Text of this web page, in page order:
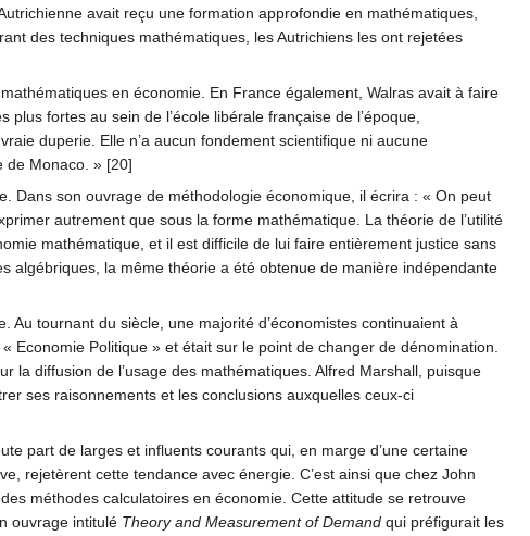
avait reçu une formation approfondie en mathématiques,
des techniques mathématiques, les Autrichiens les ont rejetées
en économie. En France également, Walras avait à faire
fortes au sein de l’école libérale française de l’époque,
duperie. Elle n’a aucun fondement scientifique ni aucune
de Monaco. » [20]
Dans son ouvrage de méthodologie économique, il écrira : « On peut
autrement que sous la forme mathématique. La théorie de l’utilité
mathématique, et il est difficile de lui faire entièrement justice sans
algébriques, la même théorie a été obtenue de manière indépendante
Au tournant du siècle, une majorité d’économistes continuaient à
Economie Politique » et était sur le point de changer de dénomination.
la diffusion de l’usage des mathématiques. Alfred Marshall, puisque
ses raisonnements et les conclusions auxquelles ceux-ci
part de larges et influents courants qui, en marge d’une certaine
rejetèrent cette tendance avec énergie. C’est ainsi que chez John
méthodes calculatoires en économie. Cette attitude se retrouve
ouvrage intitulé Theory and Measurement of Demand qui préfigurait les